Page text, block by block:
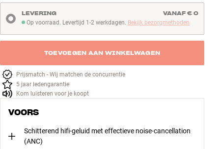
Op voorraad. Levertijd 1-2 werkdagen
Op voorraad. Levertijd 1-2 werkdagen. Bekijk bezorgmethoden
LEVERING VANAF € 0
TOEVOEGEN AAN WINKELWAGEN
Prijsmatch - Wij matchen de concurrentie
5 jaar ledengarantie
Kom luisteren voor je koopt
VOORS
Schitterend hifi-geluid met effectieve noise-cancellation
(ANC)